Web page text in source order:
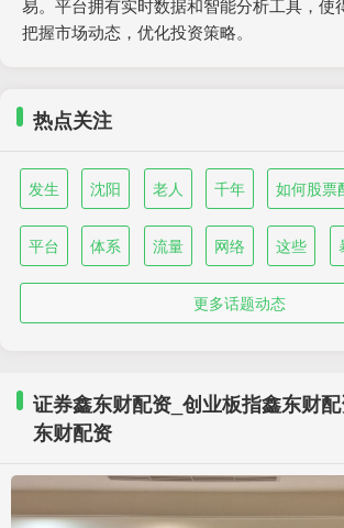
易。平台拥有实时数据和智能分析工具，使
把握市场动态，优化投资策略。
热点关注
发生 沈阳 老人 千年 如何股票
平台 体系 流量 网络 这些
更多话题动态
证券鑫东财配资_创业板指鑫东财
东财配资